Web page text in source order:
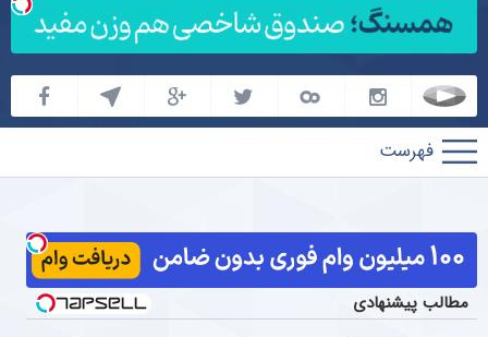
پارس
فوتبال
مطالب پیشنهادی